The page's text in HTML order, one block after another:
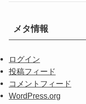
メタ情報
ログイン
投稿フィード
コメントフィード
WordPress.org